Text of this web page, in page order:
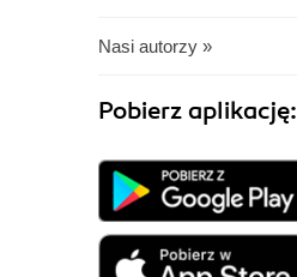
Nasi autorzy »
Pobierz aplikację: